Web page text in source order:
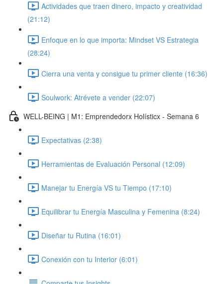
Actividades que traen dinero, impacto y creatividad
(21:12)
Enfoque en lo que importa: Mindset VS Estrategia
(28:24)
Cierra una venta y consigue tu primer cliente (16:36)
Soulwork: Atrévete a vender (22:07)
WELL-BEING | M1: Emprendedorx Holísticx - Semana 6
Expectativas (2:38)
Herramientas de Evaluación Personal (12:09)
Manejar tu Energía VS tu Tiempo (17:10)
Equilibrar tu Energía Masculina y Femenina (8:24)
Diseñar tu Rutina (16:01)
Conexión con tu Interior (6:01)